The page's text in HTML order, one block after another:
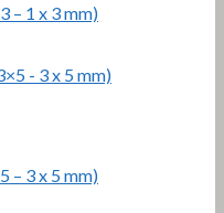
– 1 x 3 mm)
– 3 x 5 mm)